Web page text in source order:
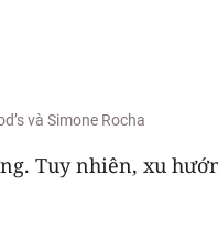
và Simone Rocha
Tuy nhiên, xu